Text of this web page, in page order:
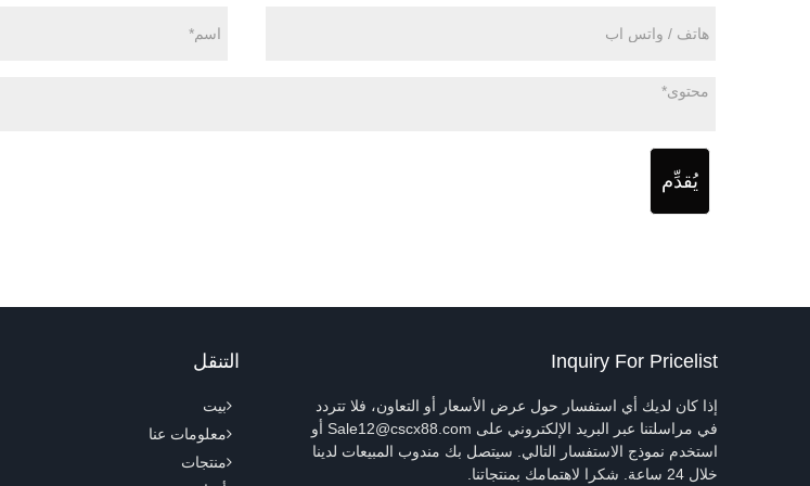
يُقدِّم
التنقل
بيت
معلومات عنا
منتجات
Inquiry For Pricelist
إذا كان لديك أي استفسار حول عرض الأسعار أو التعاون، فلا تتردد
في مراسلتنا عبر البريد الإلكتروني على Sale12@cscx88.com أو
استخدم نموذج الاستفسار التالي. سيتصل بك مندوب المبيعات لدينا
خلال 24 ساعة. شكرا لاهتمامك بمنتجاتنا.